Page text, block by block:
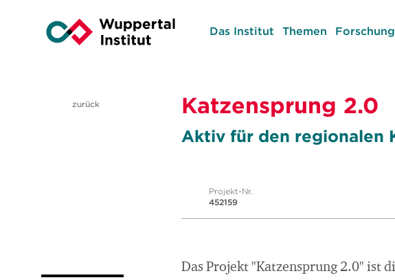
Das Institut Themen Forschung
zurück Katzensprung 2.0
Aktiv für den regionalen
Projekt-Nr.
452159
Das Projekt "Katzensprung 2.0" ist